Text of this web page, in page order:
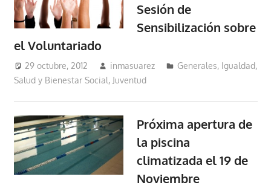
Sesión de
Sensibilización sobre
el Voluntariado
29 octubre, 2012 inmasuarez Generales, Igualdad,
Salud y Bienestar Social, Juventud
Próxima apertura de
la piscina
climatizada el 19 de
Noviembre